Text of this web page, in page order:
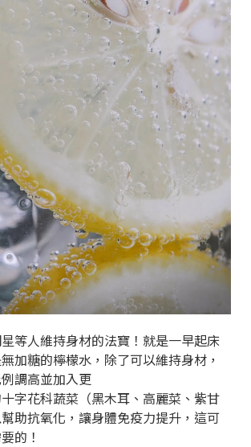
等人維持身材的法寶！就是一早起床
加糖的檸檬水，除了可以維持身材，
調高並加入更
字花科蔬菜（黑木耳、高麗菜、紫甘
助抗氧化，讓身體免疫力提升，這可
的！